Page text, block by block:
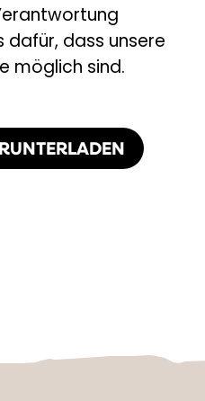
dafür, dass unsere
möglich sind.